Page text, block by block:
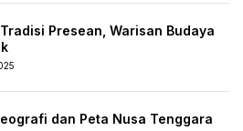
Presean, Warisan Budaya
dan Peta Nusa Tenggara